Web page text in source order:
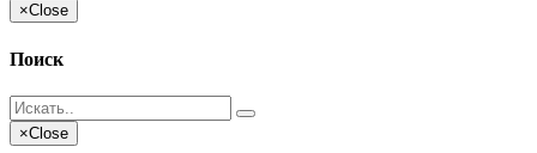
×Close
Поиск
×Close